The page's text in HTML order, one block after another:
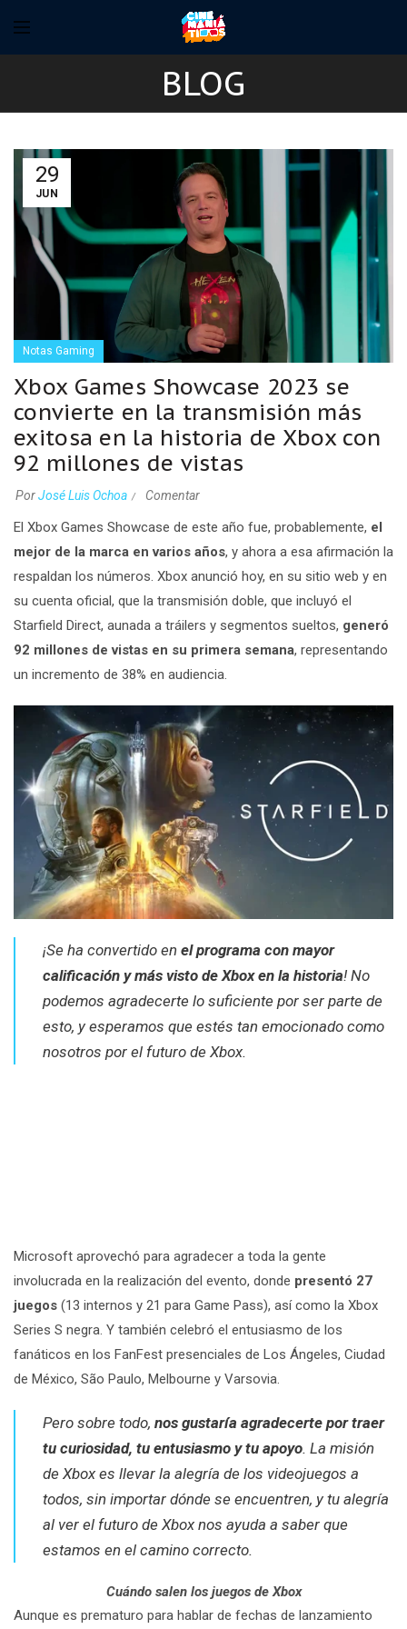
BLOG
29
JUN
Notas Gaming
Xbox Games Showcase 2023 se
convierte en la transmisión más
exitosa en la historia de Xbox con
92 millones de vistas
PorJosé Luis Ochoa Comentar
El Xbox Games Showcase de este año fue, probablemente, el
mejor de la marca en varios años, y ahora a esa afirmación la
respaldan los números. Xbox anunció hoy, en su sitio web y en
su cuenta oficial, que la transmisión doble, que incluyó el
Starfield Direct, aunada a tráilers y segmentos sueltos, generó
92 millones de vistas en su primera semana, representando
un incremento de 38% en audiencia.
¡Se ha convertido en el programa con mayor
calificación y más visto de Xbox en la historia! No
podemos agradecerte lo suficiente por ser parte de
esto, y esperamos que estés tan emocionado como
nosotros por el futuro de Xbox.
Microsoft aprovechó para agradecer a toda la gente
involucrada en la realización del evento, donde presentó 27
juegos (13 internos y 21 para Game Pass), así como la Xbox
Series S negra. Y también celebró el entusiasmo de los
fanáticos en los FanFest presenciales de Los Ángeles, Ciudad
de México, São Paulo, Melbourne y Varsovia.
Pero sobre todo, nos gustaría agradecerte por traer
tu curiosidad, tu entusiasmo y tu apoyo. La misión
de Xbox es llevar la alegría de los videojuegos a
todos, sin importar dónde se encuentren, y tu alegría
al ver el futuro de Xbox nos ayuda a saber que
estamos en el camino correcto.
Cuándo salen los juegos de Xbox
Aunque es prematuro para hablar de fechas de lanzamiento